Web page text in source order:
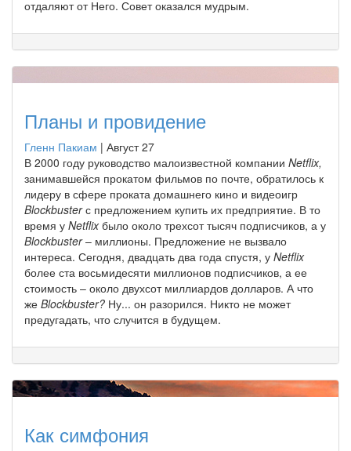
отдаляют от Него. Совет оказался мудрым.
Планы и провидение
Гленн Пакиам | Август 27
В 2000 году руководство малоизвестной компании Netflix,
занимавшейся прокатом фильмов по почте, обратилось к
лидеру в сфере проката домашнего кино и видеоигр
Blockbusterс предложением купить их предприятие. В то
время у Netflixбыло около трехсот тысяч подписчиков, а у
Blockbuster– миллионы. Предложение не вызвало
интереса. Сегодня, двадцать два года спустя, у Netflix
более ста восьмидесяти миллионов подписчиков, а ее
стоимость – около двухсот миллиардов долларов. А что
же Blockbuster? Ну... он разорился. Никто не может
предугадать, что случится в будущем.
Как симфония